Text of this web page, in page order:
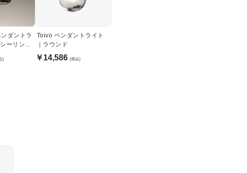
ダントラ
ーリング
)
Toivo ペンダントライト
｜ラウンド
￥14,586 (税込)